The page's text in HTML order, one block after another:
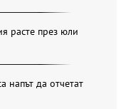
расте през юли
напът да отчетат